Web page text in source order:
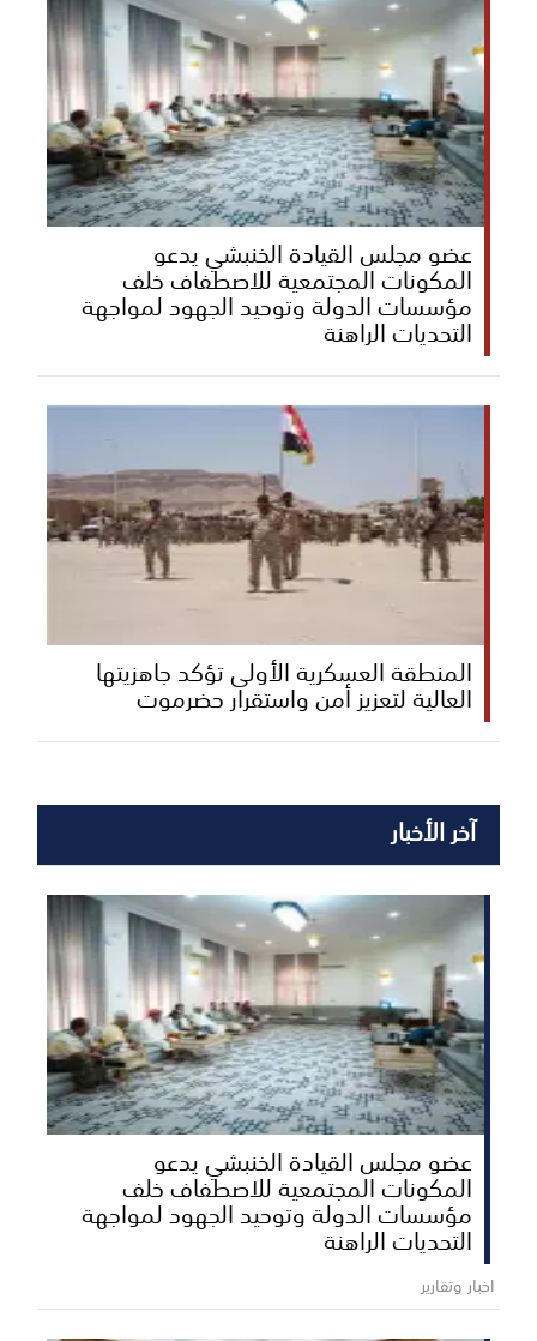
عضو مجلس القيادة الخنبشي يدعو
المكونات المجتمعية للاصطفاف خلف
مؤسسات الدولة وتوحيد الجهود لمواجهة
التحديات الراهنة
المنطقة العسكرية الأولى تؤكد جاهزيتها
العالية لتعزيز أمن واستقرار حضرموت
آخر الأخبار
عضو مجلس القيادة الخنبشي يدعو
المكونات المجتمعية للاصطفاف خلف
مؤسسات الدولة وتوحيد الجهود لمواجهة
التحديات الراهنة
اخبار وتقارير